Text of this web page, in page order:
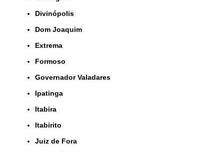
Divinópolis
Dom Joaquim
Extrema
Formoso
Governador Valadares
Ipatinga
Itabira
Itabirito
Juiz de Fora